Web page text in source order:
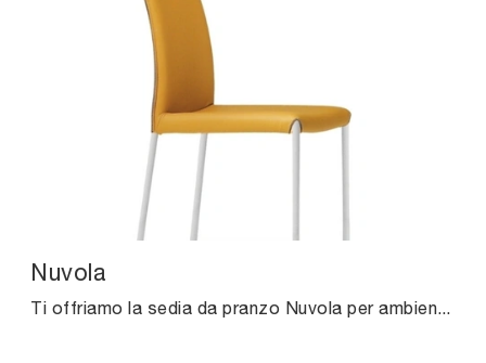
Nuvola
Ti offriamo la sedia da pranzo Nuvola per ambientazioni moderne, tra le più esclusive Sedie fisse di Midj.